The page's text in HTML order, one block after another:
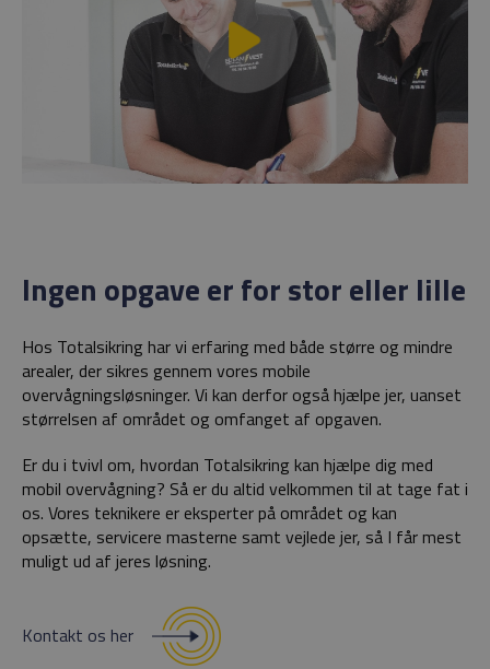
Ingen opgave er for stor eller lille
Hos Totalsikring har vi erfaring med både større og mindre
arealer, der sikres gennem vores mobile
overvågningsløsninger. Vi kan derfor også hjælpe jer, uanset
størrelsen af området og omfanget af opgaven.
Er du i tvivl om, hvordan Totalsikring kan hjælpe dig med
mobil overvågning? Så er du altid velkommen til at tage fat i
os. Vores teknikere er eksperter på området og kan
opsætte, servicere masterne samt vejlede jer, så I får mest
muligt ud af jeres løsning.
Kontakt os her